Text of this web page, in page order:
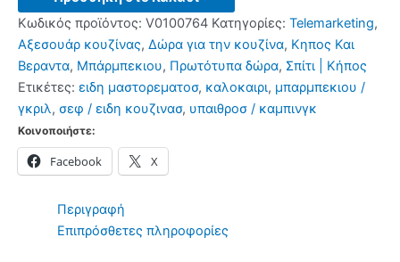
Barbecase
InnovaGoods
Τεμάχια
ποσότητα
Κωδικός προϊόντος: V0100764 Κατηγορίες: Telemarketing,
Αξεσουάρ κουζίνας, Δώρα για την κουζίνα, Κηπος Και
Βεραντα, Μπάρμπεκιου, Πρωτότυπα δώρα, Σπίτι | Κήπος
Ετικέτες: ειδη μαστορεματοσ, καλοκαιρι, μπαρμπεκιου /
γκριλ, σεφ / ειδη κουζινασ, υπαιθροσ / καμπινγκ
Κοινοποιήστε:
Facebook X
Περιγραφή
Επιπρόσθετες πληροφορίες